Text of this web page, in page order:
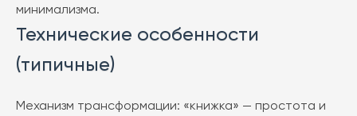
минимализма.
Технические особенности
(типичные)
Механизм трансформации: «книжка» — простота и